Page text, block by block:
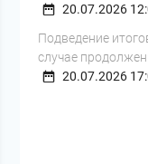
20.07.2026
Подведение
случае
20.07.2026